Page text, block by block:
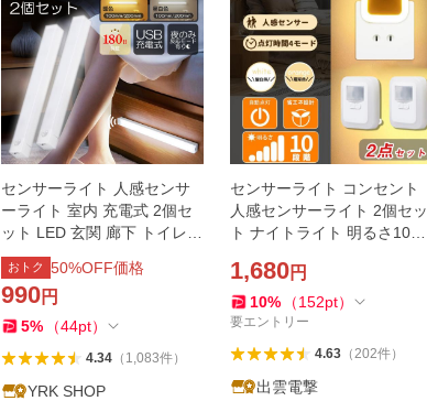
センサーライト 人感センサ
ーライト 室内 充電式 2個セ
ット LED 玄関 廊下 トイレ
自動 USB マグネット 足元 キ
ッチン
おトク 50%OFF価格
990円
5% （44pt）
4.34（ 1,083件）
YRK SHOP
センサーライト コンセント
人感センサーライト 2個セッ
ト ナイトライト 明るさ10調
灯 省エネ 室内 トイレ 階段 P
SE認証済み
1,680円
10% （152pt）
要エントリー
4.63（202件）
出雲電撃